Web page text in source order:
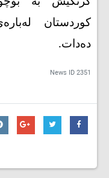
کوردستان
دەدات.
News ID2351